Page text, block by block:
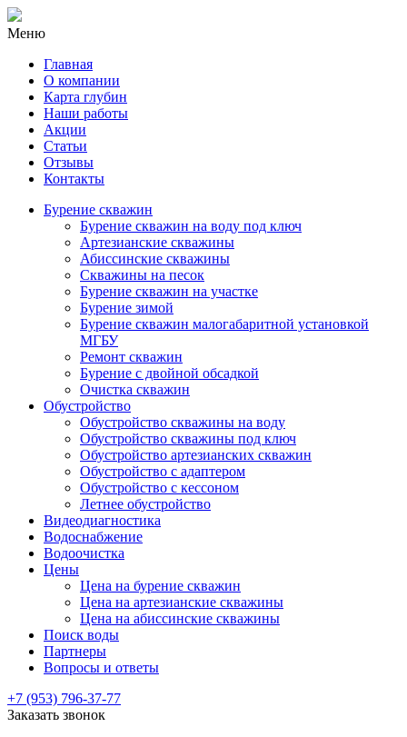
Меню
Главная
О компании
Карта глубин
Наши работы
Акции
Статьи
Отзывы
Контакты
Бурение скважин
Бурение скважин на воду под ключ
Артезианские скважины
Абиссинские скважины
Скважины на песок
Бурение скважин на участке
Бурение зимой
Бурение скважин малогабаритной установкой
МГБУ
Ремонт скважин
Бурение с двойной обсадкой
Очистка скважин
Обустройство
Обустройство скважины на воду
Обустройство скважины под ключ
Обустройство артезианских скважин
Обустройство с адаптером
Обустройство с кессоном
Летнее обустройство
Видеодиагностика
Водоснабжение
Водоочистка
Цены
Цена на бурение скважин
Цена на артезианские скважины
Цена на абиссинские скважины
Поиск воды
Партнеры
Вопросы и ответы
+7 (953) 796-37-77
Заказать звонок